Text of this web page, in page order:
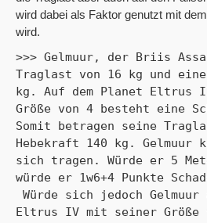
wird dabei als Faktor genutzt mit
wird.
>>> Gelmuur, der Briis
Traglast von 16 kg und
kg. Auf dem Planet
Größe von 4 besteht eine
Somit betragen seine
Hebekraft 140 kg. Gelmuur
sich tragen. Würde er 5
würde er 1w6+4 Punkte
Eltrus IV mit seiner Größe